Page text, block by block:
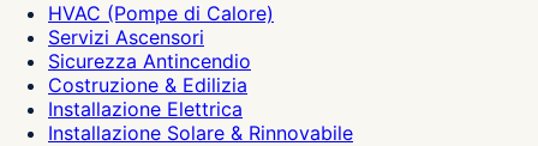
HVAC (Pompe di Calore)
Servizi Ascensori
Sicurezza Antincendio
Costruzione & Edilizia
Installazione Elettrica
Installazione Solare & Rinnovabile